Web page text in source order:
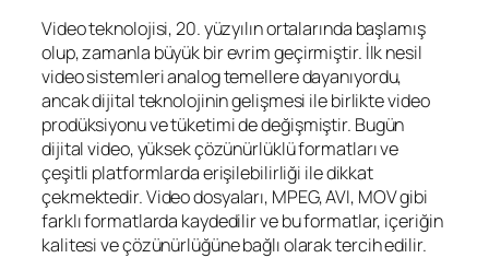
Video teknolojisi, 20. yüzyılın ortalarında başlamış
olup, zamanla büyük bir evrim geçirmiştir. İlk nesil
video sistemleri analog temellere dayanıyordu,
ancak dijital teknolojinin gelişmesi ile birlikte video
prodüksiyonu ve tüketimi de değişmiştir. Bugün
dijital video, yüksek çözünürlüklü formatları ve
çeşitli platformlarda erişilebilirliği ile dikkat
çekmektedir. Video dosyaları, MPEG, AVI, MOV gibi
farklı formatlarda kaydedilir ve bu formatlar, içeriğin
kalitesi ve çözünürlüğüne bağlı olarak tercih edilir.